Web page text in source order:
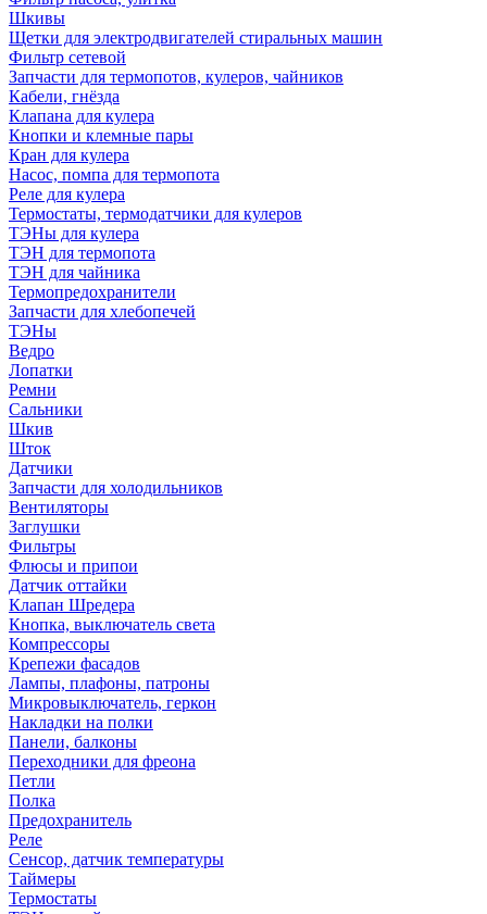
Шкивы
Щетки для электродвигателей стиральных машин
Фильтр сетевой
Запчасти для термопотов, кулеров, чайников
Кабели, гнёзда
Клапана для кулера
Кнопки и клемные пары
Кран для кулера
Насос, помпа для термопота
Реле для кулера
Термостаты, термодатчики для кулеров
ТЭНы для кулера
ТЭН для термопота
ТЭН для чайника
Термопредохранители
Запчасти для хлебопечей
ТЭНы
Ведро
Лопатки
Ремни
Сальники
Шкив
Шток
Датчики
Запчасти для холодильников
Вентиляторы
Заглушки
Фильтры
Флюсы и припои
Датчик оттайки
Клапан Шредера
Кнопка, выключатель света
Компрессоры
Крепежи фасадов
Лампы, плафоны, патроны
Микровыключатель, геркон
Накладки на полки
Панели, балконы
Переходники для фреона
Петли
Полка
Предохранитель
Реле
Сенсор, датчик температуры
Таймеры
Термостаты